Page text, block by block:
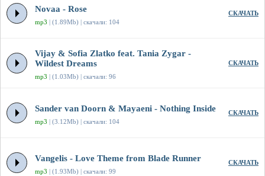
Novaa - Rose
mp3 | (1.89Mb) | скачали: 104
СКАЧАТЬ
Vijay & Sofia Zlatko feat. Tania Zygar -
Wildest Dreams
mp3 | (1.03Mb) | скачали: 96
СКАЧАТЬ
Sander van Doorn & Mayaeni - Nothing Inside
mp3 | (3.12Mb) | скачали: 104
СКАЧАТЬ
Vangelis - Love Theme from Blade Runner
mp3 | (1.93Mb) | скачали: 99
СКАЧАТЬ